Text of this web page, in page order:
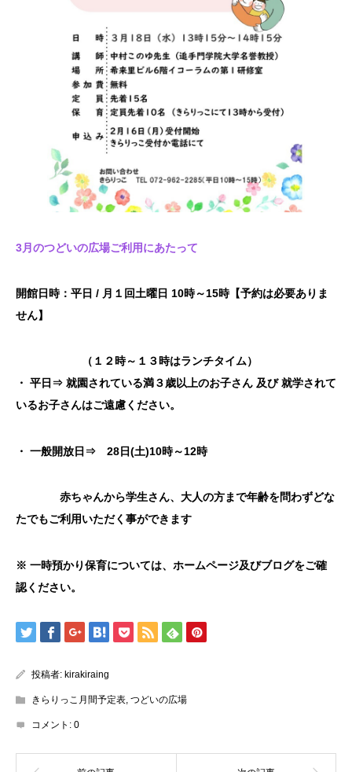
3月のつどいの広場ご利用にあたって
開館日時：平日 / 月１回土曜日 10時～15時【予約は必要ありま
せん】
（１２時～１３時はランチタイム）
・ 平日⇒ 就園されている満３歳以上のお子さん 及び就学されて
いるお子さんはご遠慮ください。
・ 一般開放日⇒ 28日(土)10時～12時
赤ちゃんから学生さん、大人の方まで年齢を問わずどな
たでもご利用いただく事ができます
※ 一時預かり保育については、 ホームページ及びブログをご確
認ください。
投稿者: kirakiraing
きらりっこ月間予定表, つどいの広場
コメント: 0